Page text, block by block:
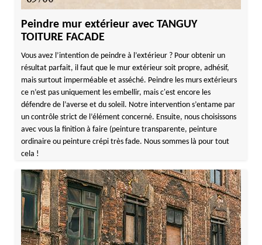
Peindre mur extérieur avec TANGUY
TOITURE FACADE
Vous avez l’intention de peindre à l’extérieur ? Pour obtenir un
résultat parfait, il faut que le mur extérieur soit propre, adhésif,
mais surtout imperméable et asséché. Peindre les murs extérieurs
ce n’est pas uniquement les embellir, mais c'est encore les
défendre de l’averse et du soleil. Notre intervention s’entame par
un contrôle strict de l’élément concerné. Ensuite, nous choisissons
avec vous la finition à faire (peinture transparente, peinture
ordinaire ou peinture crépi très fade. Nous sommes là pour tout
cela !